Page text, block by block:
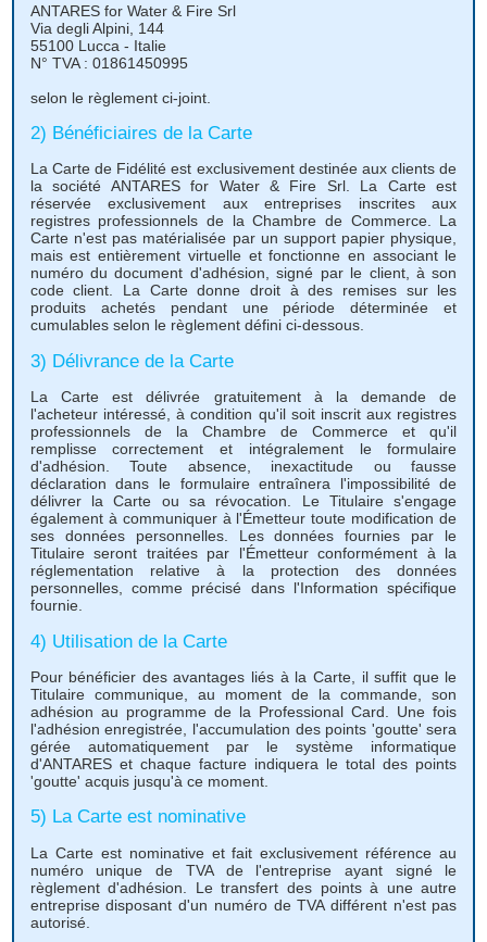
ANTARES for Water & Fire Srl
Via degli Alpini, 144
55100 Lucca - Italie
N° TVA : 01861450995
selon le règlement ci-joint.
2) Bénéficiaires de la Carte
La Carte de Fidélité est exclusivement destinée aux clients de
la société ANTARES for Water & Fire Srl. La Carte est
réservée exclusivement aux entreprises inscrites aux
registres professionnels de la Chambre de Commerce. La
Carte n'est pas matérialisée par un support papier physique,
mais est entièrement virtuelle et fonctionne en associant le
numéro du document d'adhésion, signé par le client, à son
code client. La Carte donne droit à des remises sur les
produits achetés pendant une période déterminée et
cumulables selon le règlement défini ci-dessous.
3) Délivrance de la Carte
La Carte est délivrée gratuitement à la demande de
l'acheteur intéressé, à condition qu'il soit inscrit aux registres
professionnels de la Chambre de Commerce et qu'il
remplisse correctement et intégralement le formulaire
d'adhésion. Toute absence, inexactitude ou fausse
déclaration dans le formulaire entraînera l'impossibilité de
délivrer la Carte ou sa révocation. Le Titulaire s'engage
également à communiquer à l'Émetteur toute modification de
ses données personnelles. Les données fournies par le
Titulaire seront traitées par l'Émetteur conformément à la
réglementation relative à la protection des données
personnelles, comme précisé dans l'Information spécifique
fournie.
4) Utilisation de la Carte
Pour bénéficier des avantages liés à la Carte, il suffit que le
Titulaire communique, au moment de la commande, son
adhésion au programme de la Professional Card. Une fois
l'adhésion enregistrée, l'accumulation des points 'goutte' sera
gérée automatiquement par le système informatique
d'ANTARES et chaque facture indiquera le total des points
'goutte' acquis jusqu'à ce moment.
5) La Carte est nominative
La Carte est nominative et fait exclusivement référence au
numéro unique de TVA de l'entreprise ayant signé le
règlement d'adhésion. Le transfert des points à une autre
entreprise disposant d'un numéro de TVA différent n'est pas
autorisé.